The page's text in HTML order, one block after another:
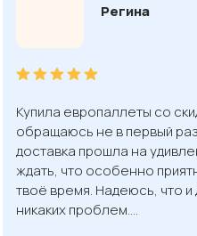
Регина
Купила европаллеты со
обращаюсь не в первый
доставка прошла на
ждать, что особенно
твоё время. Надеюсь, что
никаких проблем.…